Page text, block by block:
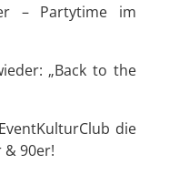
– Partytime im
„Back to the
die
& 90er!